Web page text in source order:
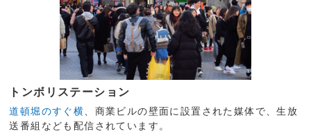
トンボリステーション
道頓堀のすぐ横 、商業ビルの壁面に設置された媒体で、生放
送番組なども配信されています。